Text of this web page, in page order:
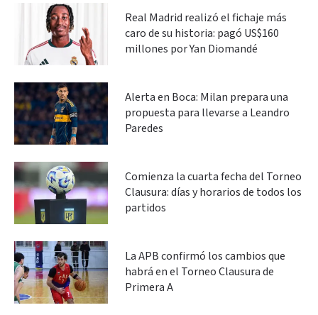
Real Madrid realizó el fichaje más
caro de su historia: pagó US$160
millones por Yan Diomandé
Alerta en Boca: Milan prepara una
propuesta para llevarse a Leandro
Paredes
Comienza la cuarta fecha del Torneo
Clausura: días y horarios de todos los
partidos
La APB confirmó los cambios que
habrá en el Torneo Clausura de
Primera A